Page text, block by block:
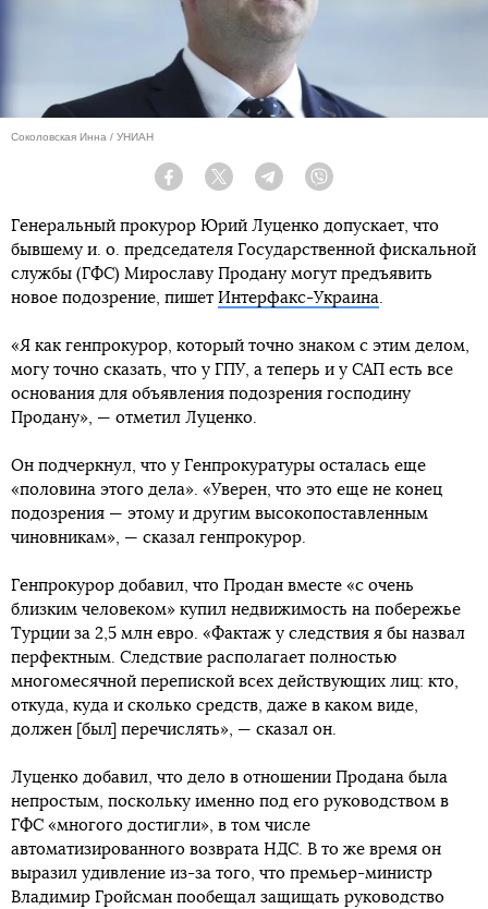
Соколовская Инна / УНИАН
Facebook Twitter Telegram
Генеральный прокурор Юрий Луценко допускает, что
бывшему и. о. председателя Государственной фискальной
службы (ГФС) Мирославу Продану могут предъявить
новое подозрение, пишет Интерфакс-Украина.
«Я как генпрокурор, который точно знаком с этим делом,
могу точно сказать, что у ГПУ, а теперь и у САП есть все
основания для объявления подозрения господину
Продану», — отметил Луценко.
Он подчеркнул, что у Генпрокуратуры осталась еще
«половина этого дела». «Уверен, что это еще не конец
подозрения — этому и другим высокопоставленным
чиновникам», — сказал генпрокурор.
Генпрокурор добавил, что Продан вместе «с очень
близким человеком» купил недвижимость на побережье
Турции за 2,5 млн евро. «Фактаж у следствия я бы назвал
перфектным. Следствие располагает полностью
многомесячной перепиской всех действующих лиц: кто,
откуда, куда и сколько средств, даже в каком виде,
должен [был] перечислять», — сказал он.
Луценко добавил, что дело в отношении Продана была
непростым, поскольку именно под его руководством в
ГФС «многого достигли», в том числе
автоматизированного возврата НДС. В то же время он
выразил удивление из-за того, что премьер-министр
Владимир Гройсман пообещал защищать руководство